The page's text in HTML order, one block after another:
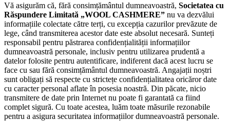
Vă asigurăm că, fără consimțământul dumneavoastră, Societatea cu
Răspundere Limitată „WOOL CASHMERE” nu va dezvălui
informațiile colectate către terți, cu excepția cazurilor prevăzute de
lege, când transmiterea acestor date este absolut necesară. Sunteți
responsabil pentru păstrarea confidențialității informațiilor
dumneavoastră personale, inclusiv pentru utilizarea prudentă a
datelor folosite pentru autentificare, indiferent dacă acest lucru se
face cu sau fără consimțământul dumneavoastră. Angajații noștri
sunt obligați să respecte cu strictețe confidențialitatea oricăror date
cu caracter personal aflate în posesia noastră. Din păcate, nicio
transmitere de date prin Internet nu poate fi garantată ca fiind
complet sigură. Cu toate acestea, luăm toate măsurile rezonabile
pentru a asigura securitatea informațiilor dumneavoastră personale.